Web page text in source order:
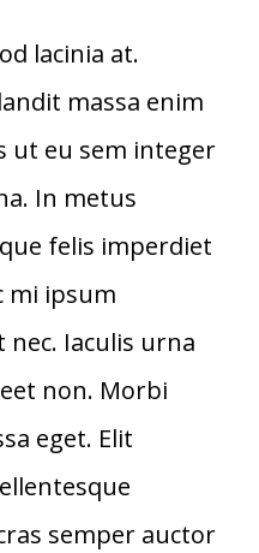
lacinia at.
massa enim
ut eu sem integer
In metus
felis imperdiet
mi ipsum
Iaculis urna
non. Morbi
eget. Elit
semper auctor